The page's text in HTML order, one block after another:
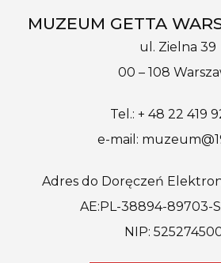
MUZEUM GETTA
ul. Zielna 39
00 – 108
Tel.: + 48 22 419
e-mail:
Adres do Doręczeń
AE:PL-38894-89703-
NIP: